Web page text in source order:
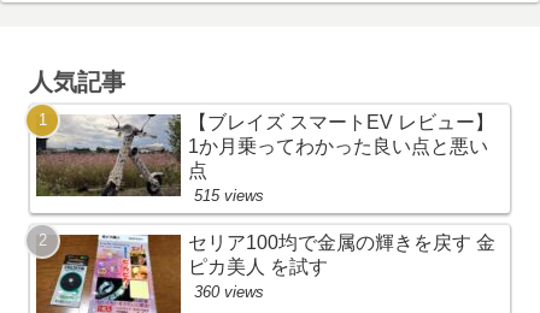
人気記事
【ブレイズ スマートEV レビュー】
1か月乗ってわかった良い点と悪い
点
515 views
セリア100均で金属の輝きを戻す 金
ピカ美人 を試す
360 views